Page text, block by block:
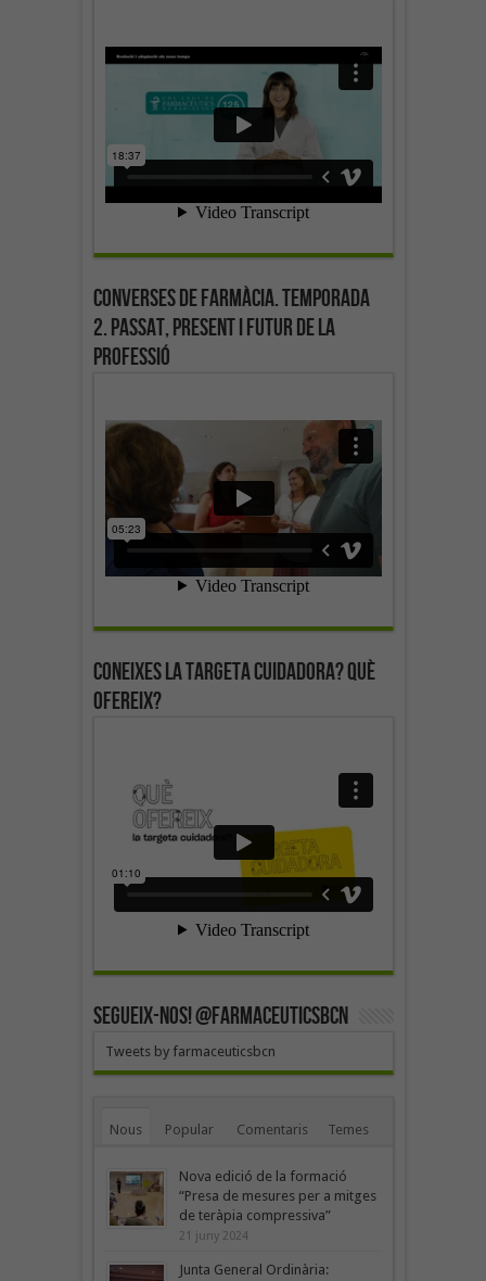
Converses de farmàcia. Temporada
2. Passat, present i futur de la
professió
Coneixes la targeta cuidadora? Què
ofereix?
SEGUEIX-NOS! @farmaceuticsbcn
Tweets by farmaceuticsbcn
Nous Popular Comentaris Temes
Nova edició de la formació
“Presa de mesures per a mitges
de teràpia compressiva”
21 juny 2024
Junta General Ordinària: